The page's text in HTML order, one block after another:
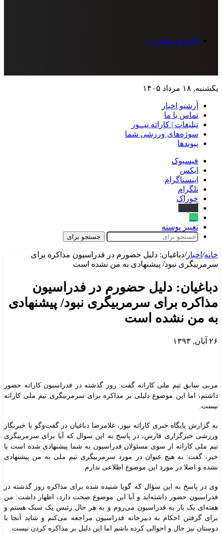
گزارش تصویری
یکشنبه, ۱۸ مرداد ۱۴۰۵
آرشیو اخبار
تماس‌ با‌ ما
تبلیغات | کاراته نیــوز
سوژه‌های ورزشی شما
پیوندها
فیسبوک
ایکس
اینستاگرام
تلگرام
خوراک
تغییر پوسته
جستجو برای
خانه/ اخبار/دباغیان: دلیل حضورم در فدراسیون مذاکره برای
سرمربیگری نبود/ پیشنهادی به من نشده است
دباغیان: دلیل حضورم در فدراسیون
مذاکره برای سرمربیگری نبود/ پیشنهادی
به من نشده است
۲۶ آبان, ۱۳۹۳
مربی سابق تیم ملی کاراته گفت: روز گذشته در فدراسیون کاراته حضور
داشتم، اما این موضوع دلیلی بر مذاکره برای سرمربیگری تیم ملی کاراته
نیست.
به گزارش پایگاه خبری کاراته نیوز، غلامرضا دباغیان در گفت‌وگو با خبرنگار
ورزشی خبرگزاری فارس، در پاسخ به این سوال که آیا برای سرمربیگری
تیم ملی کاراته از سوی مسئولان فدراسیون به شما پیشنهادی شده است یا
خیر، گفت:‌ به هیچ عنوان در مورد سرمربیگری تیم ملی به من پیشنهادی
نشده و اصلا در مورد این موضوع اطلاعی ندارم.
وی در پاسخ به این سؤال که گویا شنیده شده برای مذاکره روز گذشته در
فدراسیون حضور داشته‌اید و آیا این موضوع صحت دارد، اظهار داشت: من
هفته‌ای یک بار به فدراسیون می‌روم و به هر حال رئیس یک سبک هستم و
برای گرفتن احکام به دبیرخانه فدراسیون مراجعه می‌کنم و شاید آنجا با
دوستان نیز حال و احوالی کرده باشم اما این دلیل بر مذاکره‌ کردن نیست.